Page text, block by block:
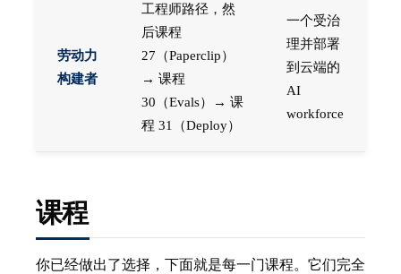
劳动力
构建者
工程师路径，然
后课程
27（Paperclip）
→ 课程
30（Evals）→ 课
程 31（Deploy）
一个受治
理并部署
到云端的
AI
workforce
课程
你已经做出了选择，下面就是每一门课程。它们完全